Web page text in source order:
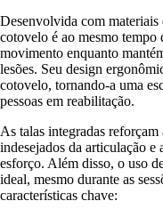
Desenvolvida com materiais
cotovelo é ao mesmo
movimento enquanto
lesões. Seu design
cotovelo, tornando-a uma
pessoas em reabilitação.
As talas integradas
indesejados da articulação
esforço. Além disso, o uso
ideal, mesmo durante as
características chave: